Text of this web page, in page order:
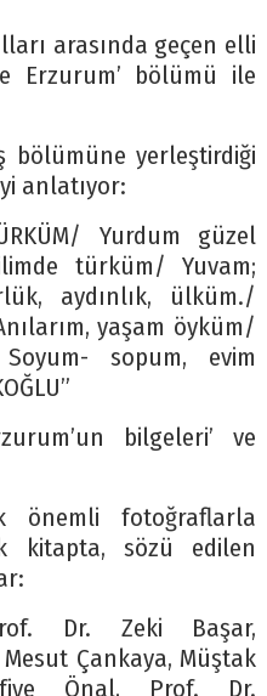
arasında geçen elli
Erzurum’ bölümü ile
bölümüne yerleştirdiği
anlatıyor:
Yurdum güzel
türküm/ Yuvam;
aydınlık, ülküm./
yaşam öyküm/
sopum, evim
bilgeleri’ ve
fotoğraflarla
kitapta, sözü edilen
Dr. Zeki Başar,
Çankaya, Müştak
Önal, Prof. Dr.